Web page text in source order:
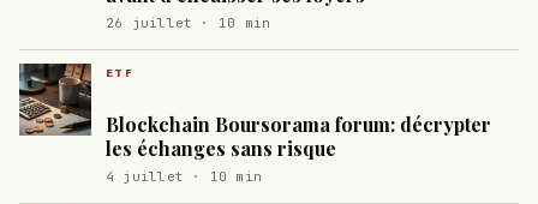
26 juillet · 10 min
ETF
Blockchain Boursorama forum: décrypter
les échanges sans risque
4 juillet · 10 min